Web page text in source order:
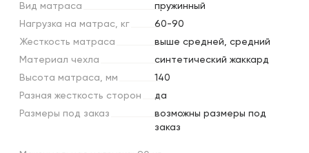
Вид матраса
пружинный
Нагрузка на матрас, кг
60-90
Жесткость матраса
выше средней, средний
Материал чехла
синтетический жаккард
Высота матраса, мм
140
Разная жесткость сторон
да
Размеры под заказ
возможны размеры под
заказ